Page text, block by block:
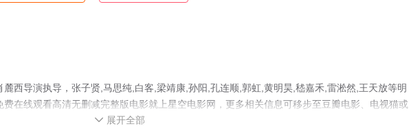
西导演执导，张子贤,马思纯,白客,梁靖康,孙阳,孔连顺,郭虹,黄明昊,嵇嘉禾,雷淞然,王天放等明
在线观看高清无删减完整版电影就上星空电影网，更多相关信息可移步至豆瓣电影、电视猫或
 展开全部